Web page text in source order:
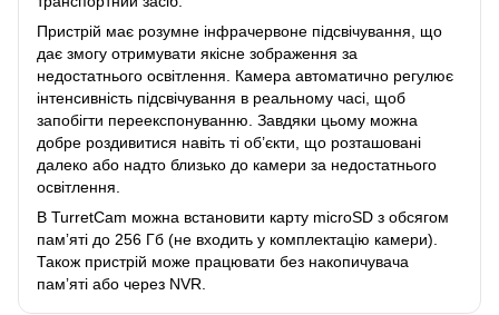
Пристрій має розумне інфрачервоне підсвічування, що
дає змогу отримувати якісне зображення за
недостатнього освітлення. Камера автоматично регулює
інтенсивність підсвічування в реальному часі, щоб
запобігти переекспонуванню. Завдяки цьому можна
добре роздивитися навіть ті об’єкти, що розташовані
далеко або надто близько до камери за недостатнього
освітлення.
В TurretCam можна встановити карту microSD з обсягом
памʼяті до 256 Гб (не входить у комплектацію камери).
Також пристрій може працювати без накопичувача
памʼяті або через NVR.